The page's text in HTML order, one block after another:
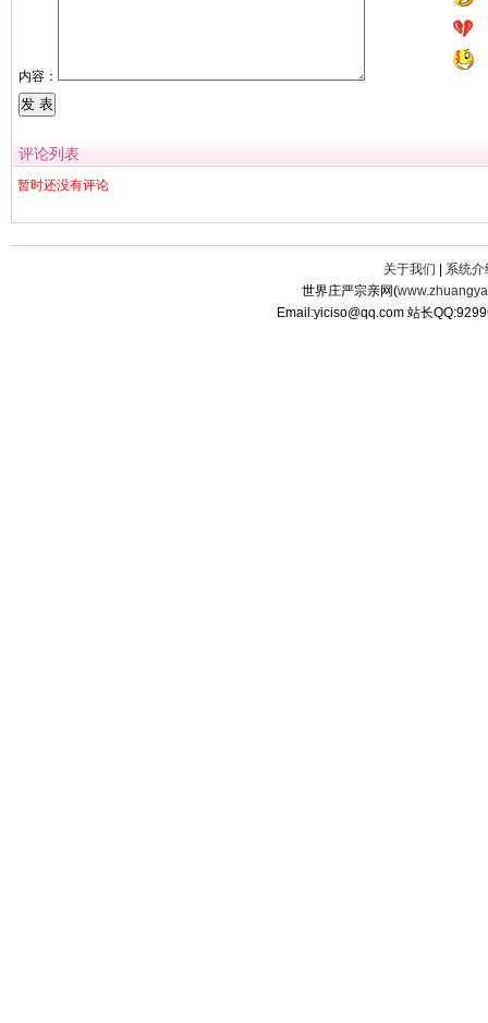
内容：
评论列表
暂时还没有评论
关于我们
系统介
世界庄严宗亲网(
Email:yiciso@qq.com 站长